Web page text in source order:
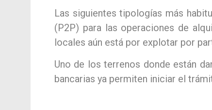
Las siguientes tipologías más
(P2P) para las operaciones de
locales aún está por explotar por
Uno de los terrenos donde están
bancarias ya permiten iniciar el